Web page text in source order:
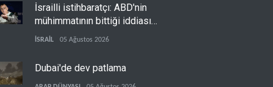
İsrailli istihbaratçı: ABD'nin
mühimmatının bittiği iddiası
bir iç kavga
İSRAİL 05 Ağustos 2026
Dubai'de dev patlama